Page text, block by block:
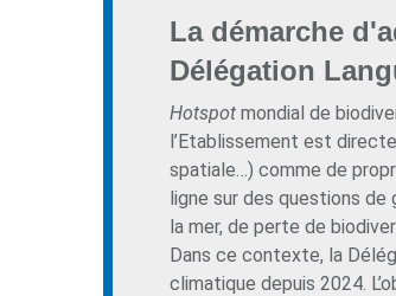
La démarche
Délégation
Hotspot mondial de
l’Etablissement est
spatiale…) comme de
ligne sur des questions de
la mer, de perte de
Dans ce contexte, la
climatique depuis 2024.